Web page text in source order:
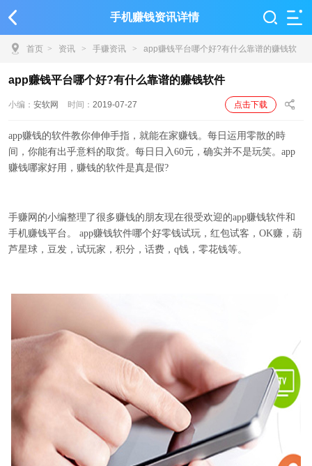
手机赚钱资讯详情
首页 > 资讯 > 手赚资讯 > app赚钱平台哪个好?有什么靠谱的赚钱软
件
app赚钱平台哪个好?有什么靠谱的赚钱软件
小编： 安软网 时间： 2019-07-27 点击下载
app赚钱的软件教你伸伸手指，就能在家赚钱。每日运用零散的時
间，你能有出乎意料的取货。每日日入60元，确实并不是玩笑。app
赚钱哪家好用，赚钱的软件是真是假?
手赚网的小编整理了很多赚钱的朋友现在很受欢迎的app赚钱软件和
手机赚钱平台。 app赚钱软件哪个好零钱试玩，红包试客，OK赚，葫
芦星球，豆发，试玩家，积分，话费，q钱，零花钱等。